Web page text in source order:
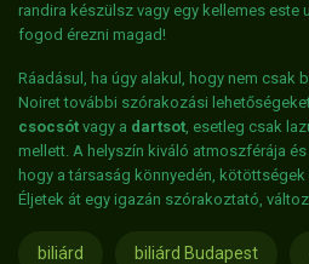
randira készülsz vagy egy kellemes este
fogod érezni magad!
Ráadásul, ha úgy alakul, hogy nem csak
Noiret további szórakozási
csocsót vagy a dartsot, esetleg csak
mellett. A helyszín kiváló atmoszférája
hogy a társaság könnyedén,
Éljetek át egy igazán szórakoztató,
biliárd biliárd Budapest